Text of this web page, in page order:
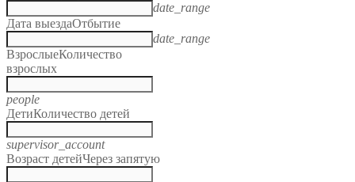
date_range
Дата выездаОтбытие
date_range
ВзрослыеКоличество
взрослых
people
ДетиКоличество детей
supervisor_account
Возраст детейЧерез запятую